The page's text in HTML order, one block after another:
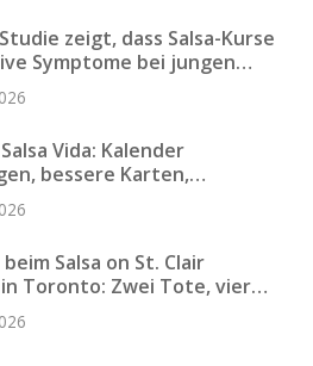
zeigt, dass Salsa-Kurse
Symptome bei jungen
verringern
Vida: Kalender
bessere Karten,
Seiten und mehr
beim Salsa on St. Clair
Toronto: Zwei Tote, vier